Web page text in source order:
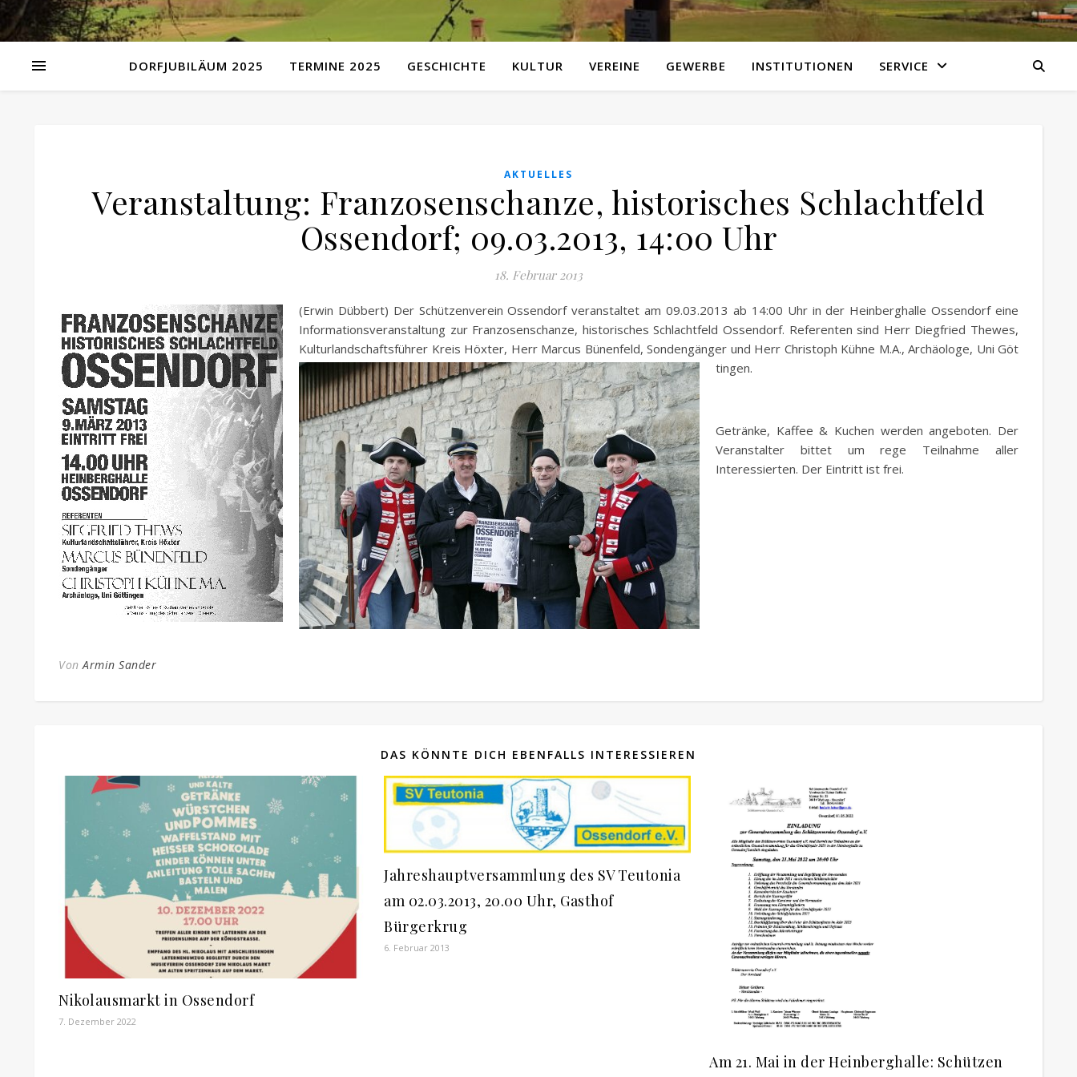
DORFJUBILÄUM 2025 TERMINE 2025 GESCHICHTE KULTUR VEREINE GEWERBE INSTITUTIONEN SERVICE
AKTUELLES
Veranstaltung: Franzosenschanze, historisches Schlachtfeld
Ossendorf; 09.03.2013, 14:00 Uhr
18. Februar 2013
(Erwin Dübbert) Der Schützenverein Ossendorf veranstaltet am 09.03.2013 ab 14:00 Uhr in der Heinberghalle Ossendorf eine
Informationsveranstaltung zur Franzosenschanze, historisches Schlachtfeld Ossendorf. Referenten sind Herr Diegfried Thewes,
Kulturlandschaftsführer Kreis Höxter, Herr Marcus Bünenfeld, Sondengänger und Herr Christoph Kühne M.A., Archäologe, Uni Göt
tingen.
Getränke, Kaffee & Kuchen werden angeboten. Der
Veranstalter bittet um rege Teilnahme aller
Interessierten. Der Eintritt ist frei.
VonArmin Sander
DAS KÖNNTE DICH EBENFALLS INTERESSIEREN
Nikolausmarkt in Ossendorf
7. Dezember 2022
Jahreshauptversammlung des SV Teutonia
am 02.03.2013, 20.00 Uhr, Gasthof
Bürgerkrug
6. Februar 2013
Am 21. Mai in der Heinberghalle: Schützen